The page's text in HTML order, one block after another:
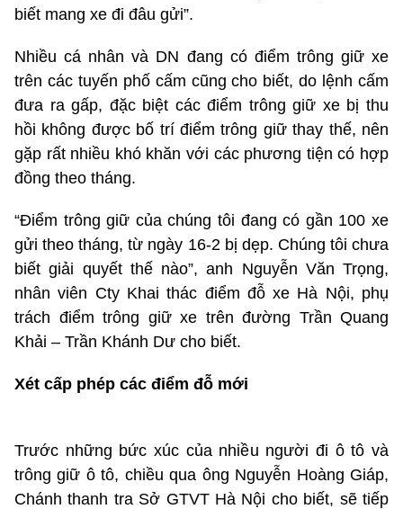
biết mang xe đi đâu gửi”.
Nhiều cá nhân và DN đang có điểm trông giữ xe
trên các tuyến phố cấm cũng cho biết, do lệnh cấm
đưa ra gấp, đặc biệt các điểm trông giữ xe bị thu
hồi không được bố trí điểm trông giữ thay thế, nên
gặp rất nhiều khó khăn với các phương tiện có hợp
đồng theo tháng.
“Điểm trông giữ của chúng tôi đang có gần 100 xe
gửi theo tháng, từ ngày 16-2 bị dẹp. Chúng tôi chưa
biết giải quyết thế nào”, anh Nguyễn Văn Trọng,
nhân viên Cty Khai thác điểm đỗ xe Hà Nội, phụ
trách điểm trông giữ xe trên đường Trần Quang
Khải – Trần Khánh Dư cho biết.
Xét cấp phép các điểm đỗ mới
Trước những bức xúc của nhiều người đi ô tô và
trông giữ ô tô, chiều qua ông Nguyễn Hoàng Giáp,
Chánh thanh tra Sở GTVT Hà Nội cho biết, sẽ tiếp